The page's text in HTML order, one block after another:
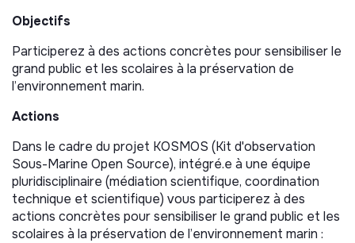
Objectifs
Participerez à des actions concrètes pour sensibiliser le
grand public et les scolaires à la préservation de
l’environnement marin.
Actions
Dans le cadre du projet KOSMOS (Kit d'observation
Sous-Marine Open Source), intégré.e à une équipe
pluridisciplinaire (médiation scientifique, coordination
technique et scientifique) vous participerez à des
actions concrètes pour sensibiliser le grand public et les
scolaires à la préservation de l’environnement marin :